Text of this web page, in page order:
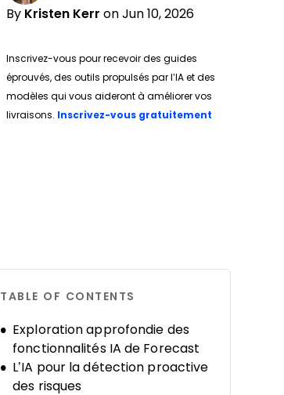
By Kristen Kerr on Jun 10, 2026
Inscrivez-vous pour recevoir des guides
éprouvés, des outils propulsés par l’IA et des
modèles qui vous aideront à améliorer vos
livraisons. Inscrivez-vous gratuitement
TABLE OF CONTENTS
Exploration approfondie des
fonctionnalités IA de Forecast
L’IA pour la détection proactive
des risques